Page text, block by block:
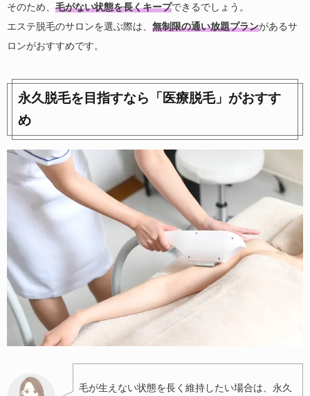
そのため、 毛がない状態を長くキープできるでしょう。
エステ脱毛のサロンを選ぶ際は、 無制限の通い放題プランがあるサ
ロンがおすすめです。
永久脱毛を目指すなら「医療脱毛」がおすす
め
毛が生えない状態を長く維持したい場合は、永久